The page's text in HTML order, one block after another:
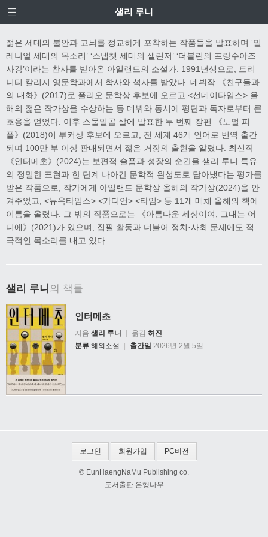
샐리 루니
젊은 세대의 불안과 고뇌를 정교하게 포착하는 작품들을 발표하며 ‘밀
레니얼 세대의 목소리’ ‘스냅챗 세대의 샐린저’ ‘더블린의 프랑수아즈
사강’이라는 찬사를 받아온 아일랜드의 소설가. 1991년생으로, 트리
니티 칼리지 영문학과에서 학사와 석사를 받았다. 데뷔작 《친구들과
의 대화》(2017)로 폴리오 문학상 후보에 오르고 <선데이타임스> 올
해의 젊은 작가상을 수상하는 등 데뷔와 동시에 평단과 독자로부터 큰
호응을 얻었다. 이후 스물일곱 살에 발표한 두 번째 장편 《노멀 피
플》(2018)이 부커상 후보에 오르고, 전 세계 46개 언어로 번역 출간
되며 100만 부 이상 판매되면서 젊은 거장의 출현을 알렸다. 최신작
《인터메초》(2024)는 보편적 슬픔과 성장의 순간을 샐리 루니 특유
의 정밀한 표현과 한 단계 나아간 문학적 완성도로 담아냈다는 평가를
받은 작품으로, 작가에게 아일랜드 문학상 올해의 작가상(2024)을 안
겨주었고, <뉴욕타임스> <가디언> <타임> 등 11개 매체 올해의 책에
이름을 올렸다. 그 밖의 작품으로는 《아름다운 세상이여, 그대는 어
디에》(2021)가 있으며, 집필 활동과 더불어 정치·사회 문제에도 적
극적인 목소리를 내고 있다.
샐리 루니 의 책들
인터메초
지음 샐리 루니 옮김 허진
분류 해외소설 출간일 2026년 2월 5일
로그인 회원가입 PC버전
© EunHaengNaMu Publishing co.
도서출판 은행나무